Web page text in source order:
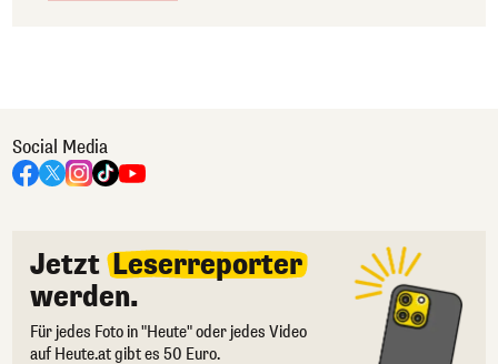
Social Media
Jetzt Leserreporter
werden.
Für jedes Foto in "Heute" oder jedes Video
auf Heute.at gibt es 50 Euro.